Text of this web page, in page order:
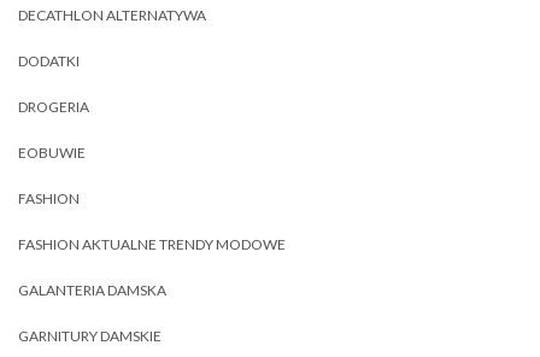
DECATHLON ALTERNATYWA
DODATKI
DROGERIA
EOBUWIE
FASHION
FASHION AKTUALNE TRENDY MODOWE
GALANTERIA DAMSKA
GARNITURY DAMSKIE